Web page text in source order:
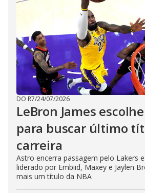
DO R7/24/07/2026
LeBron James
para buscar último
carreira
Astro encerra passagem pelo Lakers
liderado por Embiid, Maxey e Jaylen
mais um título da NBA